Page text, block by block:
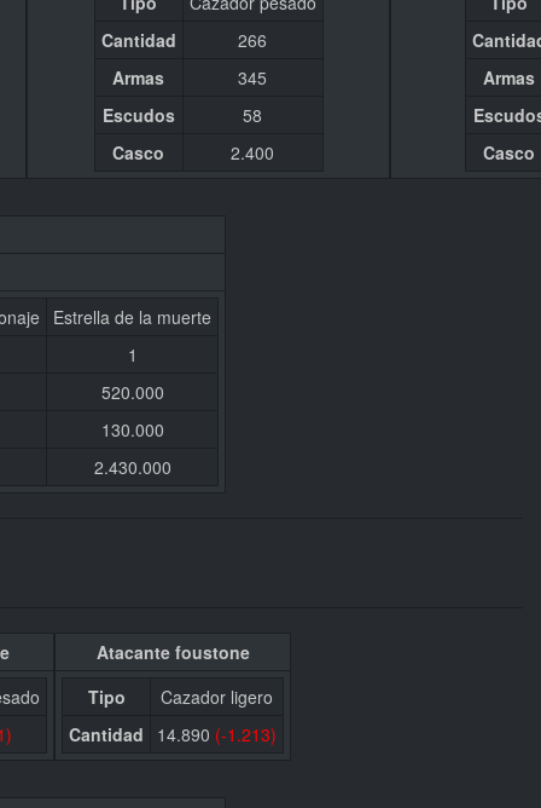
Cantidad
266
Armas
345
Escudos
58
Casco
2.400
Armas
Casco
Estrella de la muerte
1
520.000
130.000
2.430.000
Atacante foustone
Tipo
Cazador ligero
Cantidad
14.890 (-1.213)